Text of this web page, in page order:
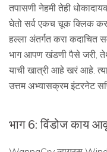
तपासणी नेहमी तेही
घेतो सर्व एकच चूक क्लिक
हल्ला अंतर्गत करा कदाचित
भाग आपण खंडणी पैसे जरी,
याची खात्री आहे खरं आहे.
उत्तम अभ्यासक्रम इंटरनेट
भाग 6: विंडोज काय